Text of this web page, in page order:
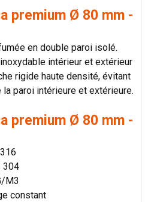
premium Ø 80 mm -
en double paroi isolé.
intérieur et extérieur
rigide haute densité, évitant
paroi intérieure et extérieure.
premium Ø 80 mm -
304
M3
constant